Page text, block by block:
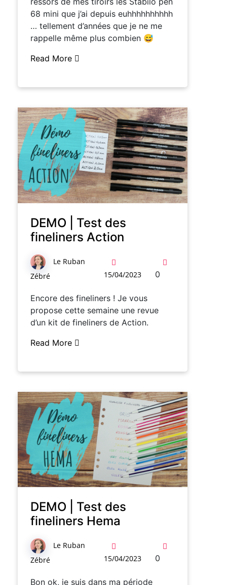
68 mini que j’ai depuis euhhhhhhhhhh
… tellement d’années que je ne me
rappelle même plus combien 😅
Read More
DEMO | Test des
fineliners Action
Le Ruban
Zébré
15/04/2023 0
Encore des fineliners ! Je vous
propose cette semaine une revue
d’un kit de fineliners de Action.
Read More
DEMO | Test des
fineliners Hema
Le Ruban
Zébré
15/04/2023 0
Bon ok, je suis dans ma période